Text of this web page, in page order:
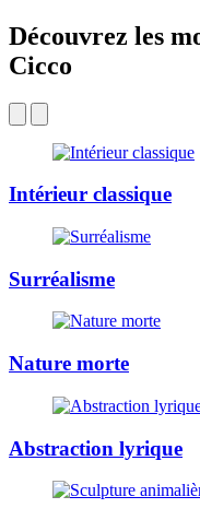
Découvrez les
Cicco
Intérieur classique
Surréalisme
Nature morte
Abstraction lyrique